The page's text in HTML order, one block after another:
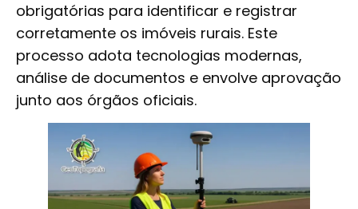
obrigatórias para identificar e registrar
corretamente os imóveis rurais. Este
processo adota tecnologias modernas,
análise de documentos e envolve aprovação
junto aos órgãos oficiais.